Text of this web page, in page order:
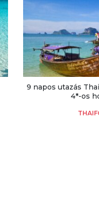
9 napos utazás
4*-os